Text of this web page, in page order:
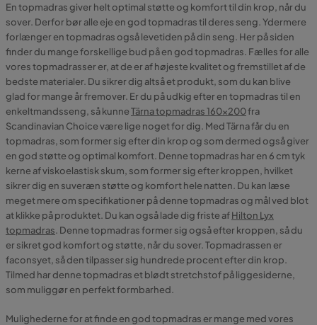
En topmadras giver helt optimal støtte og komfort til din krop, når du
sover. Derfor bør alle eje en god topmadras til deres seng. Ydermere
forlænger en topmadras også levetiden på din seng. Her på siden
finder du mange forskellige bud på en god topmadras. Fælles for alle
vores topmadrasser er, at de er af højeste kvalitet og fremstillet af de
bedste materialer. Du sikrer dig altså et produkt, som du kan blive
glad for mange år fremover. Er du på udkig efter en topmadras til en
enkeltmandsseng, så kunneTärna topmadras 160x200fra
Scandinavian Choice være lige noget for dig. Med Tärna får du en
topmadras, som former sig efter din krop og som dermed også giver
en god støtte og optimal komfort. Denne topmadras har en 6 cm tyk
kerne af viskoelastisk skum, som former sig efter kroppen, hvilket
sikrer dig en suveræn støtte og komfort hele natten. Du kan læse
meget mere om specifikationer på denne topmadras og mål ved blot
at klikke på produktet. Du kan også lade dig friste afHilton Lyx
topmadras. Denne topmadras former sig også efter kroppen, så du
er sikret god komfort og støtte, når du sover. Topmadrassen er
faconsyet, så den tilpasser sig hundrede procent efter din krop.
Tilmed har denne topmadras et blødt stretchstof på liggesiderne,
som muliggør en perfekt formbarhed.
Mulighederne for at finde en god topmadras er mange med vores